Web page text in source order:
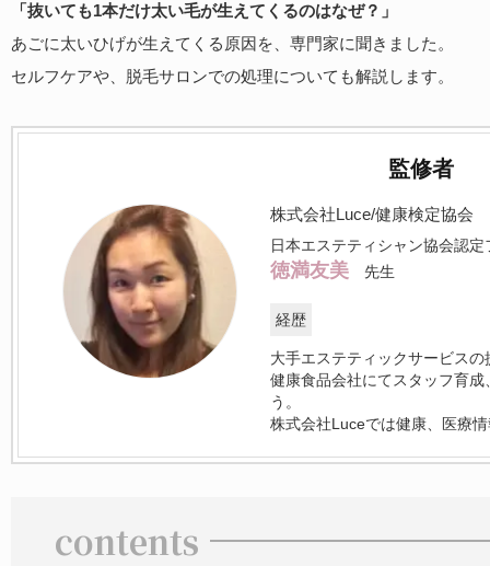
「抜いても1本だけ太い毛が生えてくるのはなぜ？」
あごに太いひげが生えてくる原因を、専門家に聞きました。
セルフケアや、脱毛サロンでの処理についても解説します。
監修者
株式会社Luce/健康検定協会
日本エステティシャン協会認
徳満友美 先生
経歴
大手エステティックサービス
健康食品会社にてスタッフ育
う。
株式会社Luceでは健康、医療
contents